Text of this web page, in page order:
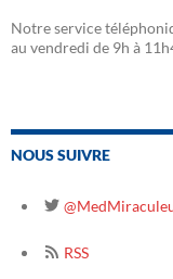
Notre service
au vendredi de 9h à
NOUS SUIVRE
RSS